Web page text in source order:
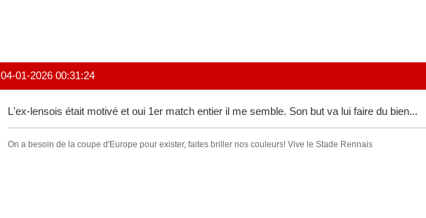
04-01-2026 00:31:24
L'ex-lensois était motivé et oui 1er match entier il me semble. Son but va lui faire du bien...
On a besoin de la coupe d'Europe pour exister, faites briller nos couleurs! Vive le Stade Rennais